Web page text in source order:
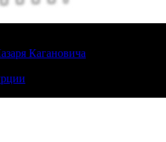
Кагановича